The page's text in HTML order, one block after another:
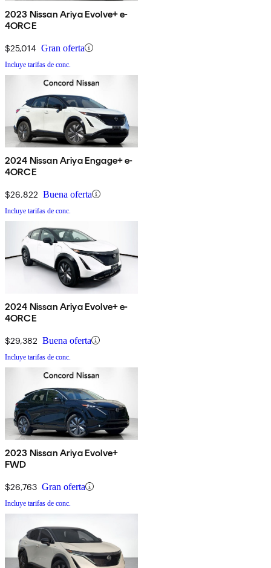
2023 Nissan Ariya Evolve+ e-
4ORCE
$25,014 Gran oferta
Incluye tarifas de conc.
2024 Nissan Ariya Engage+ e-
4ORCE
$26,822 Buena oferta
Incluye tarifas de conc.
2024 Nissan Ariya Evolve+ e-
4ORCE
$29,382 Buena oferta
Incluye tarifas de conc.
2023 Nissan Ariya Evolve+
FWD
$26,763 Gran oferta
Incluye tarifas de conc.